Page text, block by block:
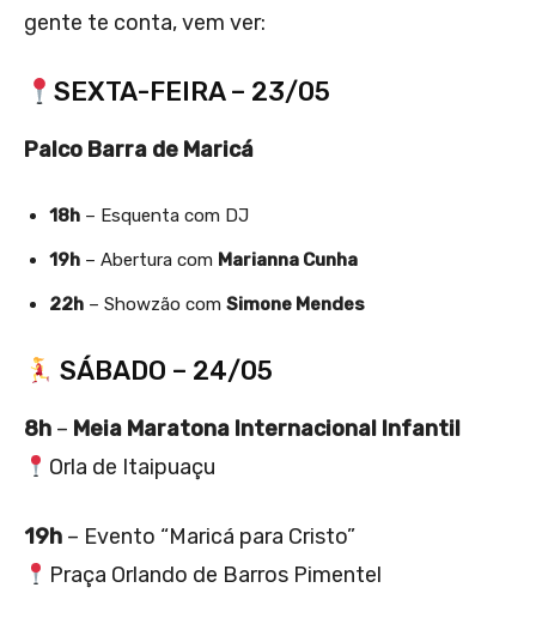
gente te conta, vem ver:
SEXTA-FEIRA – 23/05
Palco Barra de Maricá
18h – Esquenta com DJ
19h – Abertura com Marianna Cunha
22h – Showzão com Simone Mendes
SÁBADO – 24/05
8h – Meia Maratona Internacional Infantil
Orla de Itaipuaçu
19h – Evento “Maricá para Cristo”
Praça Orlando de Barros Pimentel